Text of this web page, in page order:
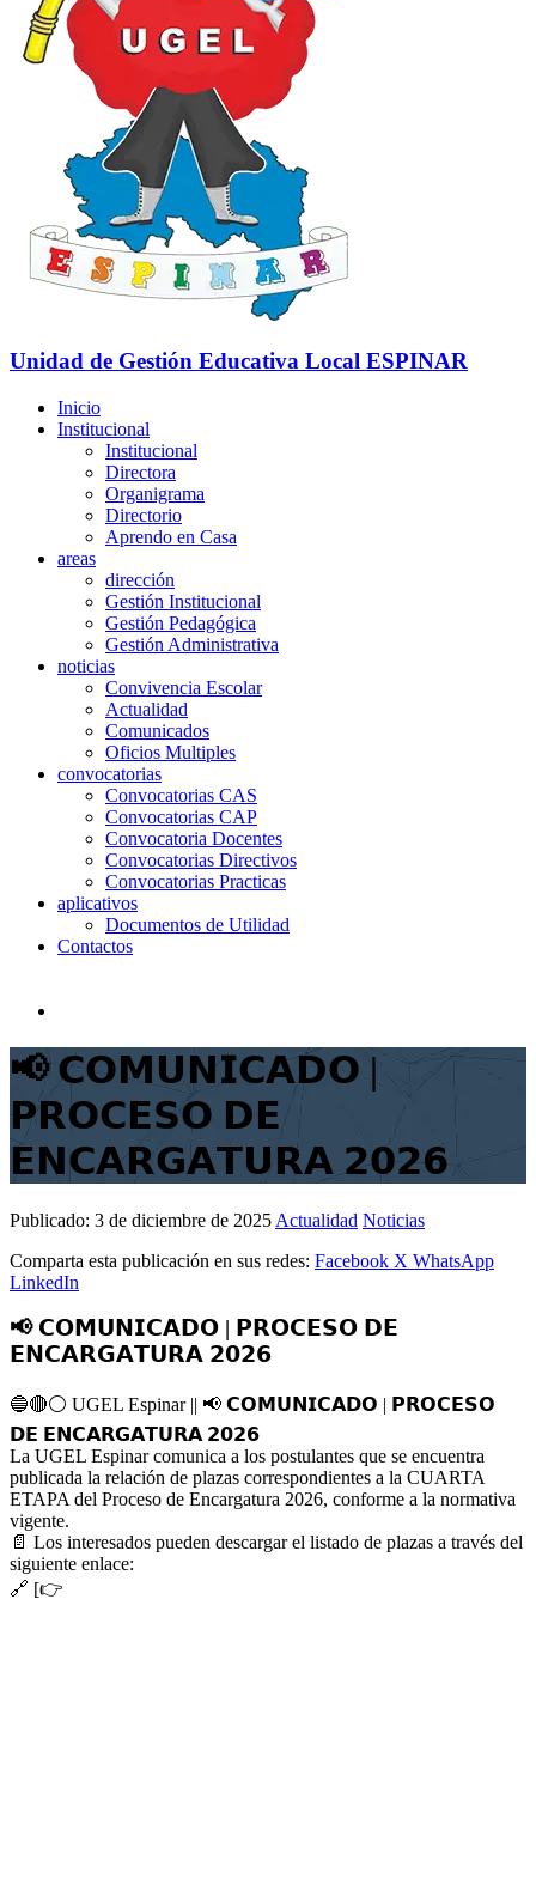
Unidad de Gestión Educativa Local ESPINAR
Inicio
Institucional
Institucional
Directora
Organigrama
Directorio
Aprendo en Casa
areas
dirección
Gestión Institucional
Gestión Pedagógica
Gestión Administrativa
noticias
Convivencia Escolar
Actualidad
Comunicados
Oficios Multiples
convocatorias
Convocatorias CAS
Convocatorias CAP
Convocatoria Docentes
Convocatorias Directivos
Convocatorias Practicas
aplicativos
Documentos de Utilidad
Contactos
📢 𝗖𝗢𝗠𝗨𝗡𝗜𝗖𝗔𝗗𝗢 |
𝗣𝗥𝗢𝗖𝗘𝗦𝗢 𝗗𝗘
𝗘𝗡𝗖𝗔𝗥𝗚𝗔𝗧𝗨𝗥𝗔 𝟮𝟬𝟮𝟲
Publicado: 3 de diciembre de 2025 Actualidad Noticias
Comparta esta publicación en sus redes: Facebook X WhatsApp
LinkedIn
📢 𝗖𝗢𝗠𝗨𝗡𝗜𝗖𝗔𝗗𝗢 | 𝗣𝗥𝗢𝗖𝗘𝗦𝗢 𝗗𝗘
𝗘𝗡𝗖𝗔𝗥𝗚𝗔𝗧𝗨𝗥𝗔 𝟮𝟬𝟮𝟲
🔵🔴⚪️ UGEL Espinar || 📢 𝗖𝗢𝗠𝗨𝗡𝗜𝗖𝗔𝗗𝗢 | 𝗣𝗥𝗢𝗖𝗘𝗦𝗢
𝗗𝗘 𝗘𝗡𝗖𝗔𝗥𝗚𝗔𝗧𝗨𝗥𝗔 𝟮𝟬𝟮𝟲
La UGEL Espinar comunica a los postulantes que se encuentra
publicada la relación de plazas correspondientes a la CUARTA
ETAPA del Proceso de Encargatura 2026, conforme a la normativa
vigente.
📄 Los interesados pueden descargar el listado de plazas a través del
siguiente enlace:
🔗 [👉